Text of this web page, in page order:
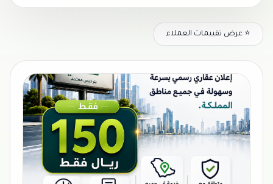
⭐ عرض تقييمات العملاء